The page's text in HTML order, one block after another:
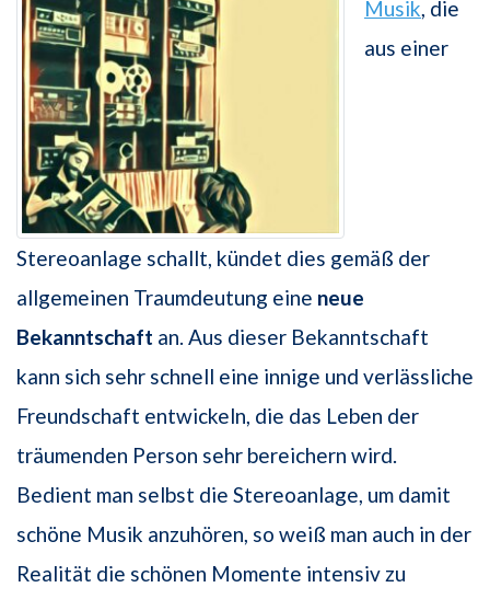
Musik, die
aus einer
Stereoanlage schallt, kündet dies gemäß der
allgemeinen Traumdeutung eine neue
Bekanntschaft an. Aus dieser Bekanntschaft
kann sich sehr schnell eine innige und verlässliche
Freundschaft entwickeln, die das Leben der
träumenden Person sehr bereichern wird.
Bedient man selbst die Stereoanlage, um damit
schöne Musik anzuhören, so weiß man auch in der
Realität die schönen Momente intensiv zu